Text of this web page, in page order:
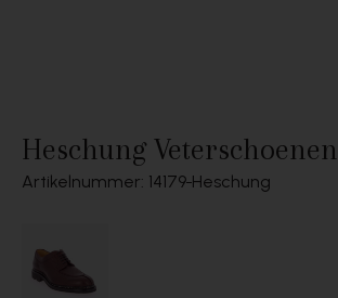
Heschung Veterschoenen
Artikelnummer: 14179 Heschung